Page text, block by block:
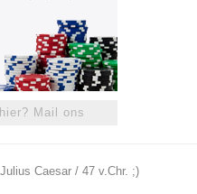
Mail ons
Caesar / 47 v.Chr. ;)